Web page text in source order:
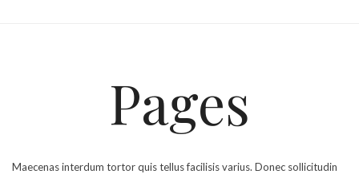
Pages
Maecenas interdum tortor quis tellus facilisis varius. Donec sollicitudin